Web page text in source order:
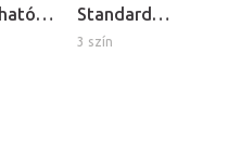
Standard
tartásjavító ülő
3 szín